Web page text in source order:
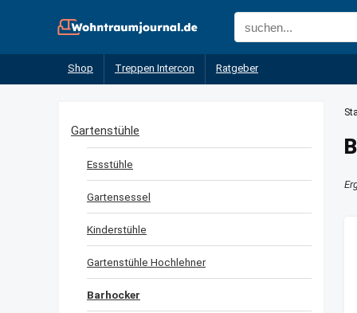
Shop Treppen Intercon Ratgeber
Gartenstühle
Essstühle
Gartensessel
Kinderstühle
Gartenstühle Hochlehner
Barhocker